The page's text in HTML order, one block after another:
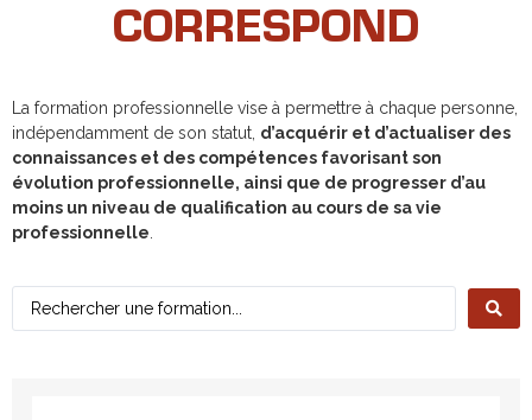
CORRESPOND
La formation professionnelle vise à permettre à chaque personne,
indépendamment de son statut, d’acquérir et d’actualiser des
connaissances et des compétences favorisant son
évolution professionnelle, ainsi que de progresser d’au
moins un niveau de qualification au cours de sa vie
professionnelle